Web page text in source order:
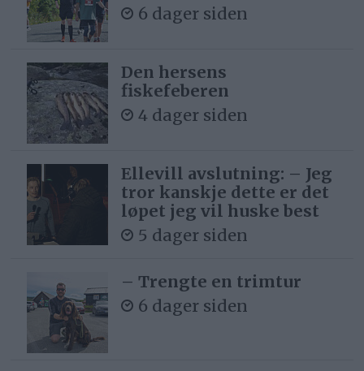
6 dager siden
Den hersens
fiskefeberen
4 dager siden
Ellevill avslutning: – Jeg
tror kanskje dette er det
løpet jeg vil huske best
5 dager siden
– Trengte en trimtur
6 dager siden